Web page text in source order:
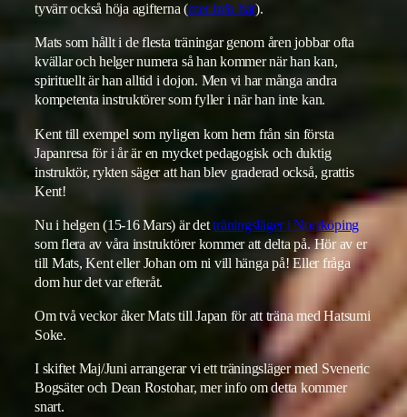
tyvärr också höja agifterna (mer info här).
Mats som hållt i de flesta träningar genom åren jobbar ofta
kvällar och helger numera så han kommer när han kan,
spirituellt är han alltid i dojon. Men vi har många andra
kompetenta instruktörer som fyller i när han inte kan.
Kent till exempel som nyligen kom hem från sin första
Japanresa för i år är en mycket pedagogisk och duktig
instruktör, rykten säger att han blev graderad också, grattis
Kent!
Nu i helgen (15-16 Mars) är detträningsläger i Norrköping
som flera av våra instruktörer kommer att delta på. Hör av er
till Mats, Kent eller Johan om ni vill hänga på! Eller fråga
dom hur det var efteråt.
Om två veckor åker Mats till Japan för att träna med Hatsumi
Soke.
I skiftet Maj/Juni arrangerar vi ett träningsläger med Sveneric
Bogsäter och Dean Rostohar, mer info om detta kommer
snart.